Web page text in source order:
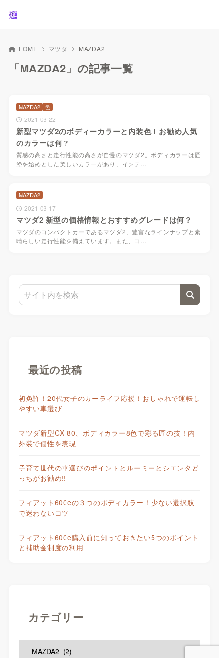
HOME マツダ MAZDA2
「MAZDA2」の記事一覧
MAZDA2 色
2021-03-22
新型マツダ2のボディーカラーと内装色！お勧め人気
のカラーは何？
質感の高さと走行性能の高さが自慢のマツダ2。ボディカラーは匠
塗を始めとした美しいカラーがあり、インテ…
MAZDA2
2021-03-17
マツダ2 新型の価格情報とおすすめグレードは何？
マツダのコンパクトカーであるマツダ2、豊富なラインナップと素
晴らしい走行性能を備えています。また、コ…
最近の投稿
初免許！20代女子のカーライフ応援！おしゃれで運転し
やすい車選び
マツダ新型CX-80、ボディカラー8色で彩る匠の技！内
外装で個性を表現
子育て世代の車選びのポイントとルーミーとシエンタど
っちがお勧め‼
フィアット600eの３つのボディカラー！少ない選択肢
で迷わないコツ
フィアット600e購入前に知っておきたい5つのポイント
と補助金制度の利用
カテゴリー